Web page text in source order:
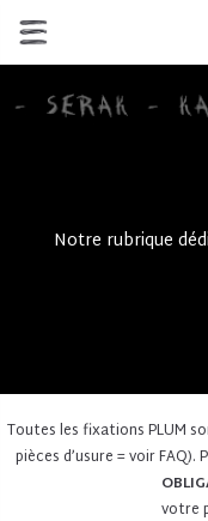
Notre rubrique
Toutes les fixations PLUM
pièces d’usure = voir
votre